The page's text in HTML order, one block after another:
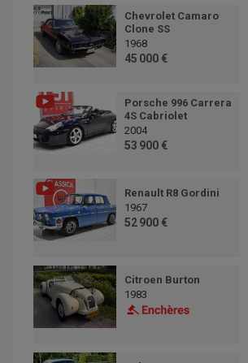
Chevrolet Camaro
Clone SS
1968
45 000 €
Porsche 996 Carrera
4S Cabriolet
2004
53 900 €
Renault R8 Gordini
1967
52 900 €
Citroen Burton
1983